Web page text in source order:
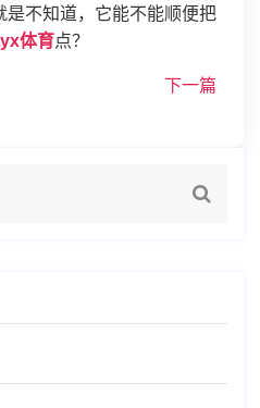
是不知道，它能不能顺便把
体育点？
下一篇